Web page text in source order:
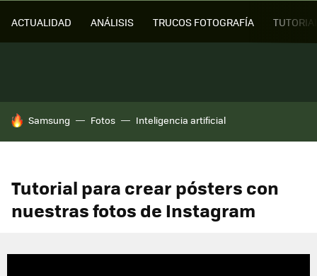
ACTUALIDAD ANÁLISIS TRUCOS FOTOGRAFÍA
HOY SE HABLA DE
Samsung Fotos Inteligencia artificial
Tutorial para crear pósters con
nuestras fotos de Instagram